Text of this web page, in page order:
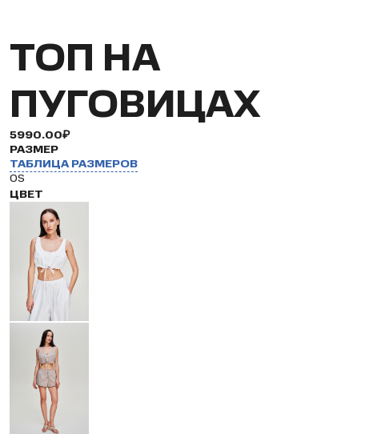
ТОП НА
ПУГОВИЦАХ
5990.00₽
РАЗМЕР
ТАБЛИЦА РАЗМЕРОВ
OS
ЦВЕТ